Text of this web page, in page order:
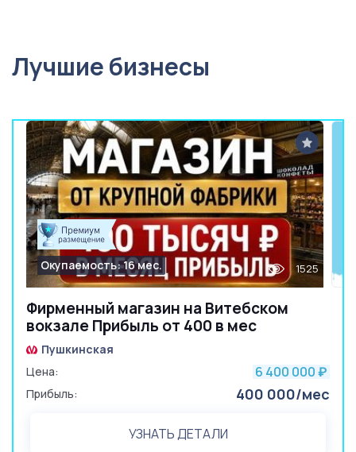
Лучшие бизнесы
Фирменный магазин на Витебском
вокзале Прибыль от 400 в мес
Окупаемость: 16 мес. 1525
Пушкинская
Цена:
6 400 000 ₽
Прибыль: 400 000/мес
УЗНАТЬ ДЕТАЛИ